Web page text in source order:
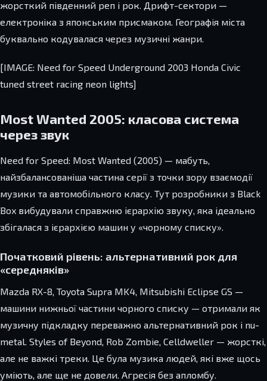
жорсткий південний реп і рок. Дрифт-сектори —
електроніка з японським присмаком. Географія міста
буквально кодувалася через музичні жанри.
[IMAGE: Need for Speed Underground 2003 Honda Civic
tuned street racing neon lights]
Most Wanted 2005: класова система
через звук
Need for Speed: Most Wanted (2005) — мабуть,
найзбалансованіша частина серії з точки зору взаємодії
музики та автомобільного класу. Тут розробники з Black
Box вибудували справжню ієрархію звуку, яка ідеально
збігалася з ієрархією машин у «чорному списку».
Початковий рівень: альтернативний рок для
«середняків»
Mazda RX-8, Toyota Supra MK4, Mitsubishi Eclipse GS —
машини нижньої частини чорного списку — отримали як
музичну підкладку переважно альтернативний рок і nu-
metal. Styles of Beyond, Rob Zombie, Celldweller — жорсткі,
але не важкі треки. Це була музика людей, які вже щось
уміють, але ще не довели. Агресія без апломбу.